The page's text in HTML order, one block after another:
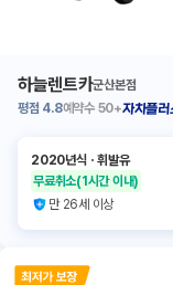
하늘렌트카군산본점
평점 4.8예약수 50+자차플러
2020년식 ㆍ휘발유
무료취소(1시간 이내)
만 26세 이상